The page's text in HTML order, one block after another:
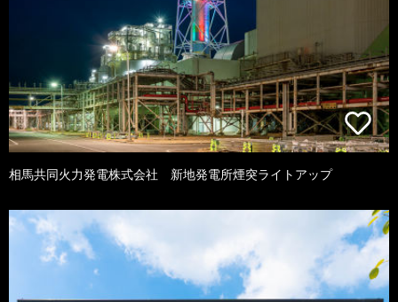
相馬共同火力発電株式会社 新地発電所煙突ライトアップ